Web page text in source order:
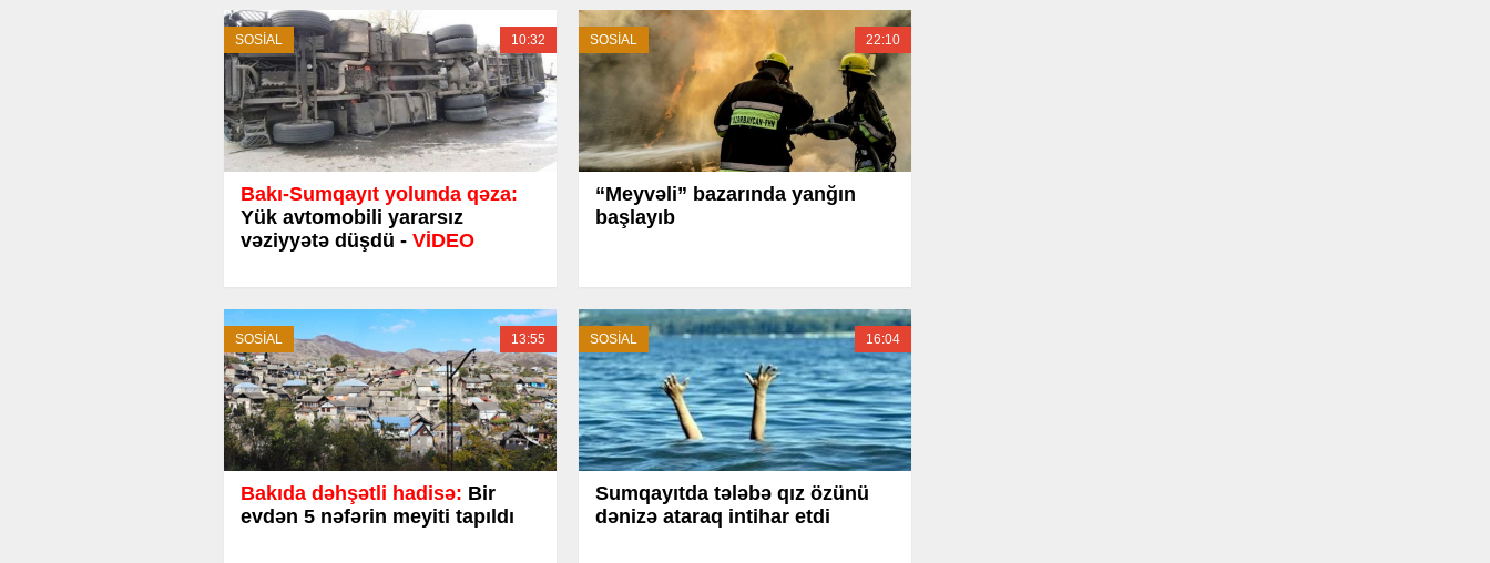
SOSİAL 10:32
Bakı-Sumqayıt yolunda qəza:
Yük avtomobili yararsız
vəziyyətə düşdü - VİDEO
SOSİAL 22:10
“Meyvəli” bazarında yanğın
başlayıb
SOSİAL 13:55
Bakıda dəhşətli hadisə: Bir
evdən 5 nəfərin meyiti tapıldı
SOSİAL 16:04
Sumqayıtda tələbə qız özünü
dənizə ataraq intihar etdi